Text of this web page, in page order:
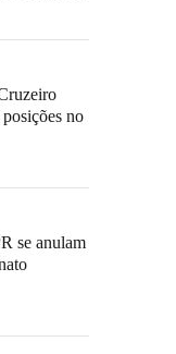
no
se anulam